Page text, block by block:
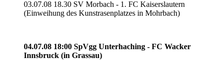
03.07.08 18.30 SV Morbach - 1. FC Kaiserslautern
(Einweihung des Kunstrasenplatzes in Mohrbach)
04.07.08 18:00 SpVgg Unterhaching - FC Wacker
Innsbruck (in Grassau)